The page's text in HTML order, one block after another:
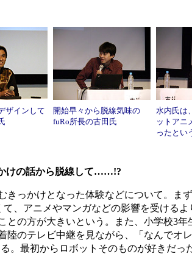
ザインして
開始早々から脱線気味の
fuRo所長の古田氏
水内氏は
ットアニ
ったとい
けの話から脱線して……!?
っかけとなった体験などについて。ま
て、アニメやマンガなどの影響を受ける
との方が大きいという。また、小学校3
陸のテレビ中継を見ながら、「なんで
。最初からロボットそのものが好きだっ